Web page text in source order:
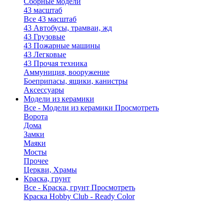
43 масштаб
Все 43 масштаб
43 Автобусы, трамваи, жд
43 Грузовые
43 Пожарные машины
43 Легковые
43 Прочая техника
Аммуниция, вооружение
Боеприпасы, ящики, канистры
Аксессуары
Модели из керамики
Все - Модели из керамики Просмотреть
Ворота
Дома
Замки
Маяки
Мосты
Прочее
Церкви, Храмы
Краска, грунт
Все - Краска, грунт Просмотреть
Краска Hobby Club - Ready Color